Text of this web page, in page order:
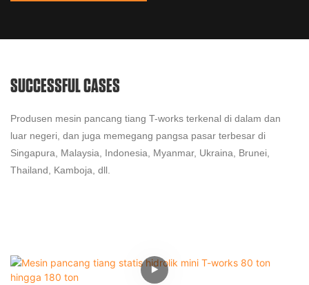
SUCCESSFUL CASES
Produsen mesin pancang tiang T-works terkenal di dalam dan
luar negeri, dan juga memegang pangsa pasar terbesar di
Singapura, Malaysia, Indonesia, Myanmar, Ukraina, Brunei,
Thailand, Kamboja, dll.